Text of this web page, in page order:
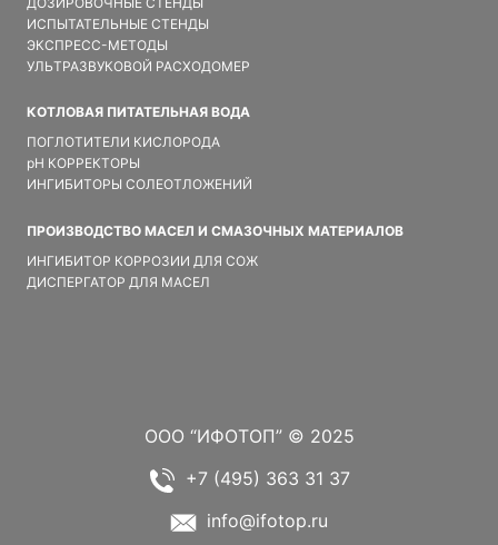
ИСПЫТАТЕЛЬНЫЕ СТЕНДЫ
ЭКСПРЕСС-МЕТОДЫ
УЛЬТРАЗВУКОВОЙ РАСХОДОМЕР
КОТЛОВАЯ ПИТАТЕЛЬНАЯ ВОДА
ПОГЛОТИТЕЛИ КИСЛОРОДА
pH КОРРЕКТОРЫ
ИНГИБИТОРЫ СОЛЕОТЛОЖЕНИЙ
ПРОИЗВОДСТВО МАСЕЛ И СМАЗОЧНЫХ МАТЕРИАЛОВ
ИНГИБИТОР КОРРОЗИИ ДЛЯ СОЖ
ДИСПЕРГАТОР ДЛЯ МАСЕЛ
ООО “ИФОТОП” © 2025
+7 (495) 363 31 37
info@ifotop.ru